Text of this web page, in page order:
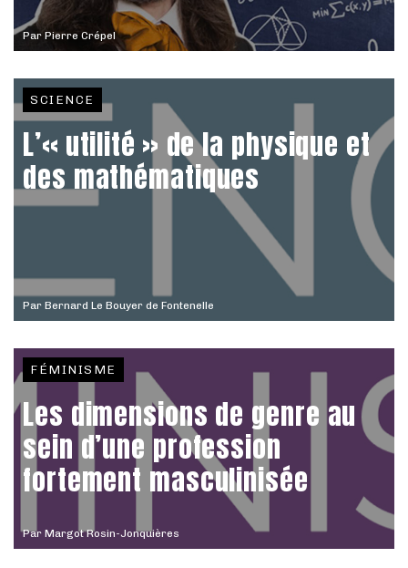
ParPierre Crépel
Par Bernard Le Bouyer de Fontenelle
SCIENCE
L’« utilité » de la physique et
des mathématiques
Par Margot Rosin-Jonquières
FÉMINISME
Les dimensions de genre au
sein d’une profession
fortement masculinisée